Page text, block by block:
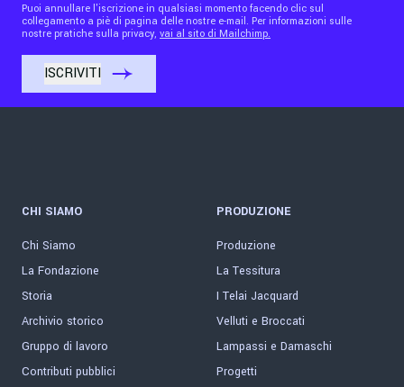
Puoi annullare l'iscrizione in qualsiasi momento facendo clic sul
collegamento a piè di pagina delle nostre e-mail. Per informazioni sulle
nostre pratiche sulla privacy, vai al sito di Mailchimp.
CHI SIAMO
Chi Siamo
La Fondazione
Storia
Archivio storico
Gruppo di lavoro
Contributi pubblici
PRODUZIONE
Produzione
La Tessitura
I Telai Jacquard
Velluti e Broccati
Lampassi e Damaschi
Progetti